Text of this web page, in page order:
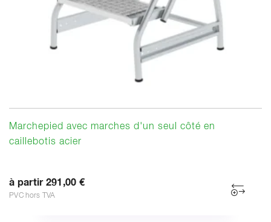
Marchepied avec marches d'un seul côté en
caillebotis acier
à partir 291,00 €
PVC hors TVA